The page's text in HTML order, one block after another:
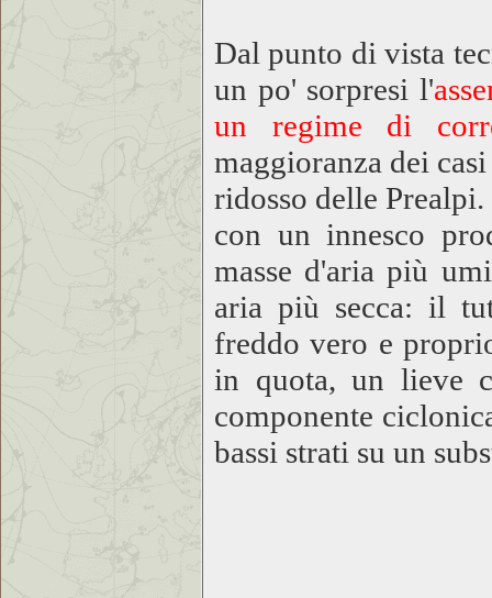
Dal punto di vista
un po' sorpresi l'
un regime di
maggioranza dei
ridosso delle
con un innesco
masse d'aria più
aria più secca: il
freddo vero e
in quota, un lieve
componente
bassi strati su un